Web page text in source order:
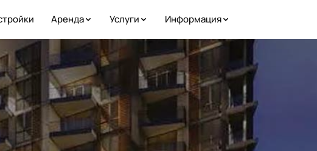
Аренда Услуги Информация